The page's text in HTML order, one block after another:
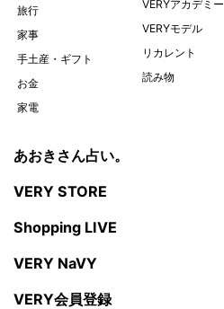
旅行
家事
手土産・ギフト
お金
家電
VERYアカデミー
VERYモデル
リカレント
読み物
あおきさん占い。
VERY STORE
Shopping LIVE
VERY NaVY
VERY会員登録